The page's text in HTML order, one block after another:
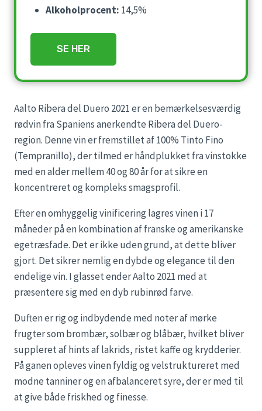
Alkoholprocent: 14,5%
SE HER
Aalto Ribera del Duero 2021 er en bemærkelsesværdig
rødvin fra Spaniens anerkendte Ribera del Duero-
region. Denne vin er fremstillet af 100% Tinto Fino
(Tempranillo), der tilmed er håndplukket fra vinstokke
med en alder mellem 40 og 80 år for at sikre en
koncentreret og kompleks smagsprofil.
Efter en omhyggelig vinificering lagres vinen i 17
måneder på en kombination af franske og amerikanske
egetræsfade. Det er ikke uden grund, at dette bliver
gjort. Det sikrer nemlig en dybde og elegance til den
endelige vin. I glasset ender Aalto 2021 med at
præsentere sig med en dyb rubinrød farve.
Duften er rig og indbydende med noter af mørke
frugter som brombær, solbær og blåbær, hvilket bliver
suppleret af hints af lakrids, ristet kaffe og krydderier.
På ganen opleves vinen fyldig og velstruktureret med
modne tanniner og en afbalanceret syre, der er med til
at give både friskhed og finesse.